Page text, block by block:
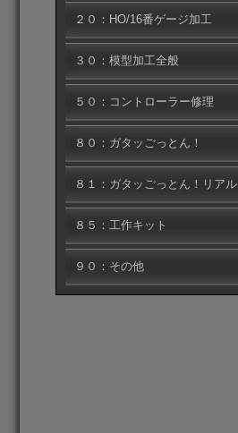
２０：HO/16番ゲージ加工
３０：模型加工全般
５０：コントローラー修理
８０：ガタッごっとん！
８１：ガタッごっとん！リアル
８５：工作キット
９０：その他